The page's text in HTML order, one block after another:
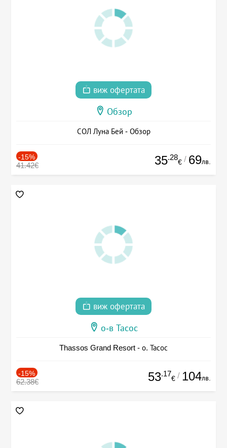
виж офертата
Обзор
СОЛ Луна Бей - Обзор
-15%
41.42€ 35.28
€ / 69лв.
виж офертата
о-в Тасос
Thassos Grand Resort - о. Тасос
-15%
62.38€ 53.17
€ / 104лв.